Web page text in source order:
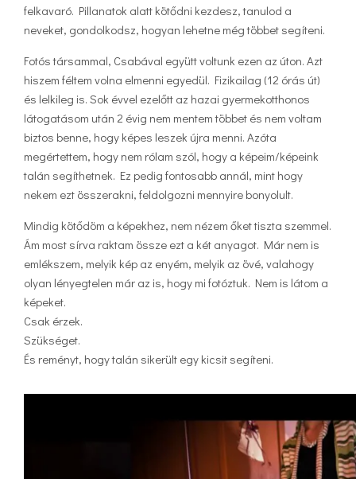
felkavaró. Pillanatok alatt kötődni kezdesz, tanulod a
neveket, gondolkodsz, hogyan lehetne még többet segíteni.
Fotós társammal, Csabával együtt voltunk ezen az úton. Azt
hiszem féltem volna elmenni egyedül. Fizikailag (12 órás út)
és lelkileg is. Sok évvel ezelőtt az hazai gyermekotthonos
látogatásom után 2 évig nem mentem többet és nem voltam
biztos benne, hogy képes leszek újra menni. Azóta
megértettem, hogy nem rólam szól, hogy a képeim/képeink
talán segíthetnek. Ez pedig fontosabb annál, mint hogy
nekem ezt összerakni, feldolgozni mennyire bonyolult.
Mindig kötődöm a képekhez, nem nézem őket tiszta szemmel.
Ám most sírva raktam össze ezt a két anyagot. Már nem is
emlékszem, melyik kép az enyém, melyik az övé, valahogy
olyan lényegtelen már az is, hogy mi fotóztuk. Nem is látom a
képeket.
Csak érzek.
Szükséget.
És reményt, hogy talán sikerült egy kicsit segíteni.